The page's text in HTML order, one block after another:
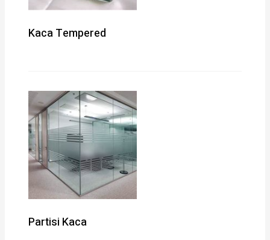
Kaca Tempered
Partisi Kaca